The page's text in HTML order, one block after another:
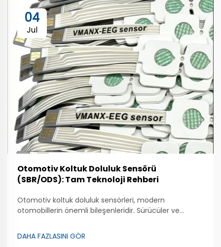
04
Jul
Otomotiv Koltuk Doluluk Sensörü
(SBR/ODS): Tam Teknoloji Rehberi
Otomotiv koltuk doluluk sensörleri, modern
otomobillerin önemli bileşenleridir. Sürücüler ve
Bu sensörler, bir kişinin otomobil koltuğunda oturup
oturmadığını algılayabilir. Bu özellik, hava yastığı
DAHA FAZLASINI GÖR